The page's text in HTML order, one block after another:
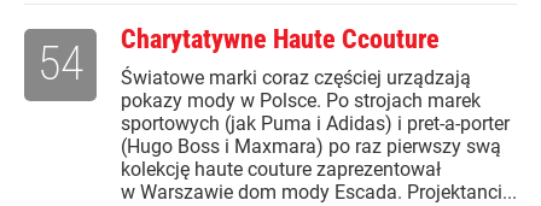
Charytatywne Haute Ccouture
Światowe marki coraz częściej urządzają
pokazy mody w Polsce. Po strojach marek
sportowych (jak Puma i Adidas) i pret-a-porter
(Hugo Boss i Maxmara) po raz pierwszy swą
kolekcję haute couture zaprezentował
w Warszawie dom mody Escada. Projektanci...
54